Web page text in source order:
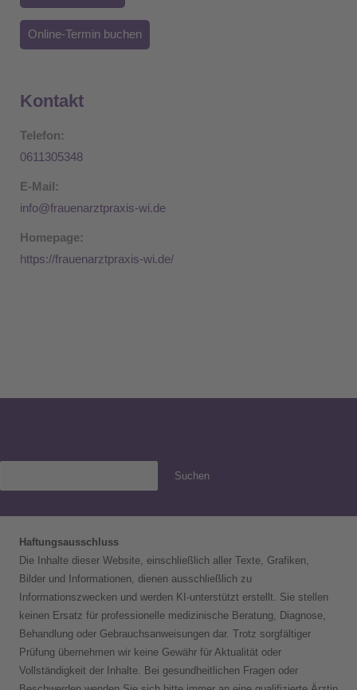
Online-Termin buchen
Kontakt
Telefon:
0611305348
E-Mail:
info@frauenarztpraxis-wi.de
Homepage:
https://frauenarztpraxis-wi.de/
Suchen
Haftungsausschluss
Die Inhalte dieser Website, einschließlich aller Texte, Grafiken,
Bilder und Informationen, dienen ausschließlich zu
Informationszwecken und werden KI-unterstützt erstellt. Sie stellen
keinen Ersatz für professionelle medizinische Beratung, Diagnose,
Behandlung oder Gebrauchsanweisungen dar. Trotz sorgfältiger
Prüfung übernehmen wir keine Gewähr für Aktualität oder
Vollständigkeit der Inhalte. Bei gesundheitlichen Fragen oder